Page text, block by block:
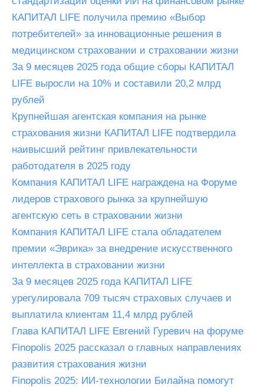
КАПИТАЛ LIFE получила премию «Выбор
потребителей» за инновационные решения в
медицинском страховании и страховании жизни
За 9 месяцев 2025 года общие сборы КАПИТАЛ
LIFE выросли на 10% и составили 20,2 млрд
рублей
Крупнейшая агентская компания на рынке
страхования жизни КАПИТАЛ LIFE подтвердила
наивысший рейтинг привлекательности
работодателя в 2025 году
Компания КАПИТАЛ LIFE награждена на Форуме
лидеров страхового рынка за крупнейшую
агентскую сеть в страховании жизни
Компания КАПИТАЛ LIFE стала обладателем
премии «Эврика» за внедрение искусственного
интеллекта в страховании жизни
За 9 месяцев 2025 года КАПИТАЛ LIFE
урегулировала 709 тысяч страховых случаев и
выплатила клиентам 11,4 млрд рублей
Глава КАПИТАЛ LIFE Евгений Гуревич на форуме
Finopolis 2025 рассказал о главных направлениях
развития страхования жизни
Finopolis 2025: ИИ-технологии Билайна помогут